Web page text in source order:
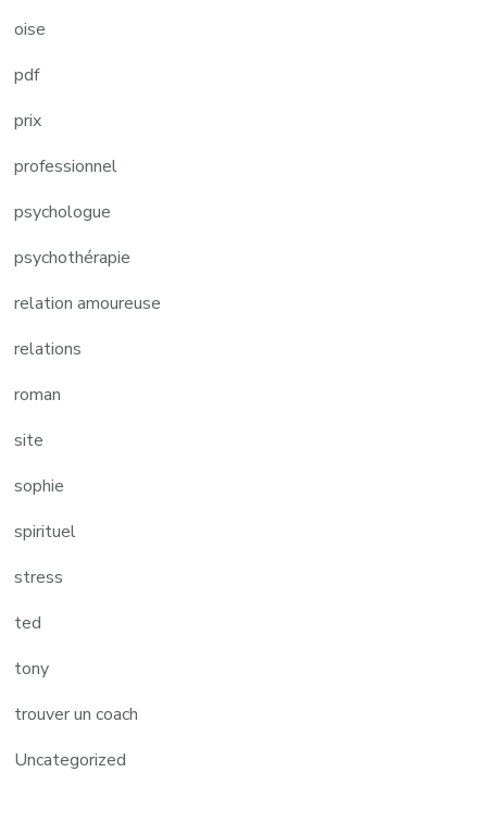
oise
pdf
prix
professionnel
psychologue
psychothérapie
relation amoureuse
relations
roman
site
sophie
spirituel
stress
ted
tony
trouver un coach
Uncategorized